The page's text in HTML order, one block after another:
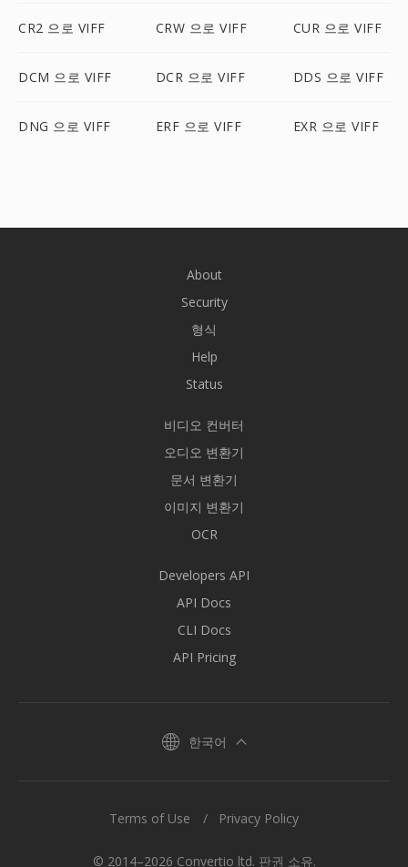
CR2 으로 VIFF CRW 으로 VIFF CUR 으로 VIFF
DCM 으로 VIFF DCR 으로 VIFF DDS 으로 VIFF
DNG 으로 VIFF ERF 으로 VIFF EXR 으로 VIFF
About
Security
형식
Help
Status
비디오 컨버터
오디오 변환기
문서 변환기
이미지 변환기
OCR
Developers API
API Docs
CLI Docs
API Pricing
한국어
© 2014–2026 Convertio ltd. 판권 소유.
Terms of Use Privacy Policy